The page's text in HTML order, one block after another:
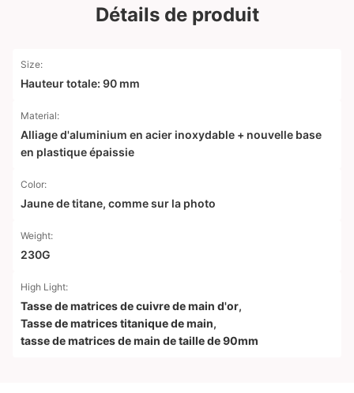
Détails de produit
Size:
Hauteur totale: 90 mm
Material:
Alliage d'aluminium en acier inoxydable + nouvelle base
en plastique épaissie
Color:
Jaune de titane, comme sur la photo
Weight:
230G
High Light:
Tasse de matrices de cuivre de main d'or,
Tasse de matrices titanique de main,
tasse de matrices de main de taille de 90mm